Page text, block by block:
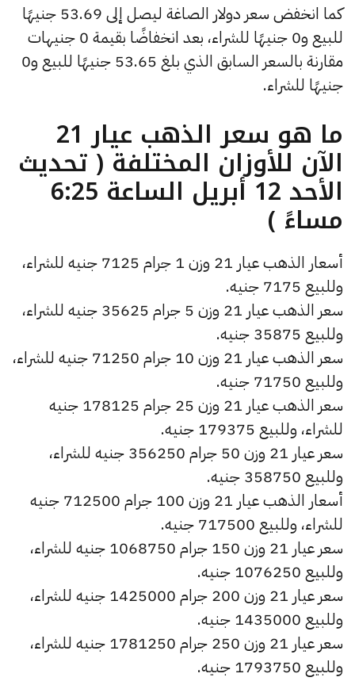
كما انخفض سعر دولار الصاغة ليصل إلى 53.69 جنيهًا
للبيع و0 جنيهًا للشراء، بعد انخفاضًا بقيمة 0 جنيهات
مقارنة بالسعر السابق الذي بلغ 53.65 جنيهًا للبيع و0
جنيهًا للشراء.
ما هو سعر الذهب عيار 21
الآن للأوزان المختلفة ( تحديث
الأحد 12 أبريل الساعة 6:25
مساءً )
أسعار الذهب عيار 21 وزن 1 جرام 7125 جنيه للشراء،
وللبيع 7175 جنيه.
سعر الذهب عيار 21 وزن 5 جرام 35625 جنيه للشراء،
وللبيع 35875 جنيه.
سعر الذهب عيار 21 وزن 10 جرام 71250 جنيه للشراء،
وللبيع 71750 جنيه.
سعر الذهب عيار 21 وزن 25 جرام 178125 جنيه
للشراء، وللبيع 179375 جنيه.
سعر عيار 21 وزن 50 جرام 356250 جنيه للشراء،
وللبيع 358750 جنيه.
أسعار الذهب عيار 21 وزن 100 جرام 712500 جنيه
للشراء، وللبيع 717500 جنيه.
سعر عيار 21 وزن 150 جرام 1068750 جنيه للشراء،
وللبيع 1076250 جنيه.
سعر عيار 21 وزن 200 جرام 1425000 جنيه للشراء،
وللبيع 1435000 جنيه.
سعر عيار 21 وزن 250 جرام 1781250 جنيه للشراء،
وللبيع 1793750 جنيه.